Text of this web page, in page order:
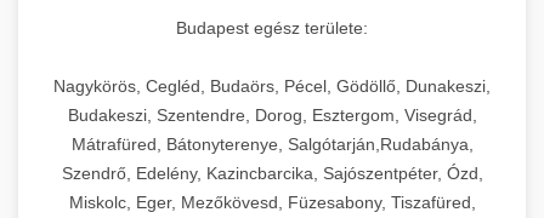
Budapest egész területe:
Nagykörös, Cegléd, Budaörs, Pécel, Gödöllő, Dunakeszi,
Budakeszi, Szentendre, Dorog, Esztergom, Visegrád,
Mátrafüred, Bátonyterenye, Salgótarján,Rudabánya,
Szendrő, Edelény, Kazincbarcika, Sajószentpéter, Ózd,
Miskolc, Eger, Mezőkövesd, Füzesabony, Tiszafüred,